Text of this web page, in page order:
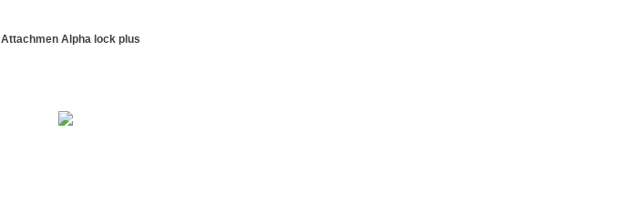
Attachmen Alpha lock plus